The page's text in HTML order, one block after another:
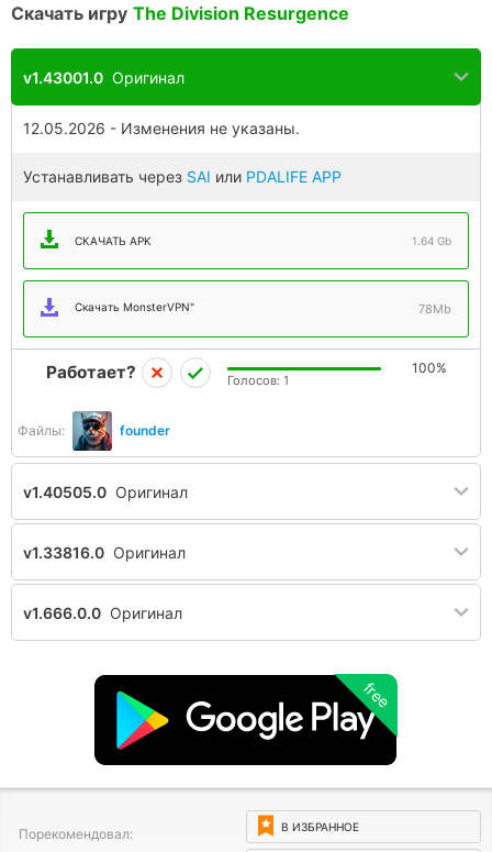
Скачать игру The Division Resurgence
v1.43001.0 Оригинал
12.05.2026 - Изменения не указаны.
Устанавливать через SAI или PDALIFE APP
СКАЧАТЬ APK 1.64 Gb
Скачать MonsterVPN" 78Mb
Файлы: founder
Работает? 100%
Голосов: 1
v1.40505.0 Оригинал
v1.33816.0 Оригинал
v1.666.0.0 Оригинал
free
Порекомендовал: В ИЗБРАННОЕ